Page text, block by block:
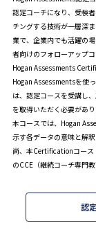
認定コーチになり、受検
チングする技術が一層深
業で、企業内でも活躍の
者向けのフォローアップ
Hogan Assessments
Hogan Assessmentsを使
は、認定コースを受講し
を取得いただく必要があり
本コースでは、Hogan
示す各データの意味と解
尚、本Certificationコース
のCCE（継続コーチ専門
認